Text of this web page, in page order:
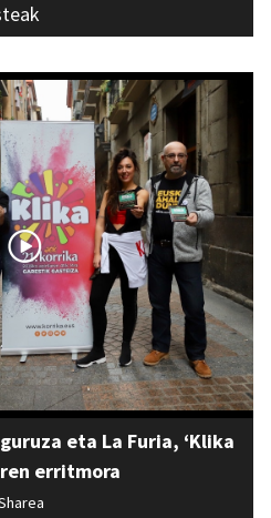
eta La Furia, ‘Klika
erritmora